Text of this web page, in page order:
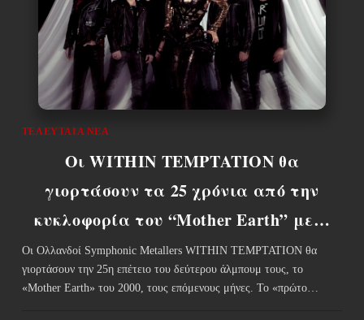
ΤΕΛΕΥΤΑΊΑ ΝΈΑ
Οι WITHIN TEMPTATION θα
γιορτάσουν τα 25 χρόνια από την
κυκλοφορία του “Mother Earth” με…
Οι Ολλανδοί Symphonic Metallers WITHIN TEMPTATION θα
γιορτάσουν την 25η επέτειο του δεύτερου άλμπουμ τους, το
«Mother Earth» του 2000, τους επόμενους μήνες. Το «πρώτο…